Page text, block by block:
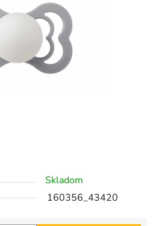
Skladom
160356_43420